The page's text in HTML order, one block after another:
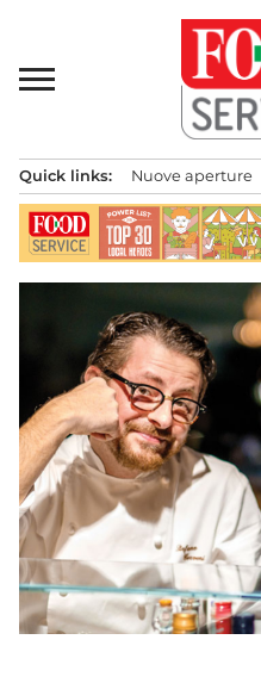
contenuto
principale
Quick links: Nuove aperture